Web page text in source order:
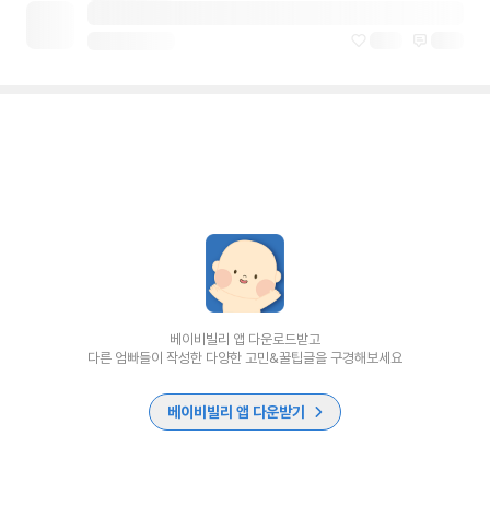
베이비빌리 앱 다운로드받고
다른 엄빠들이 작성한 다양한 고민&꿀팁글을 구경해보세요
베이비빌리 앱 다운받기